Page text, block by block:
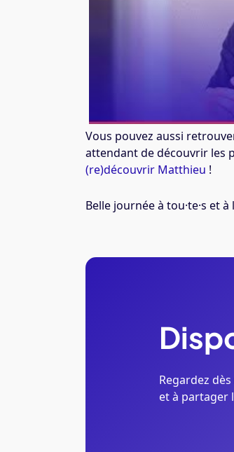
Vous pouvez aussi
attendant de découvrir les
(re)découvrir Matthieu !
Belle journée à tou·te·s et à
Regardez
et à partager